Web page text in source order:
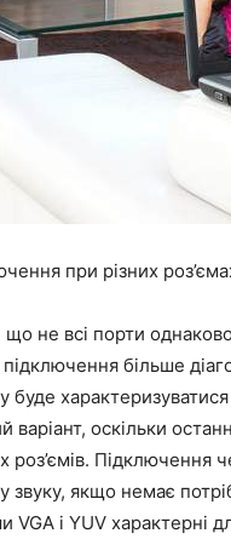
при різних
що не всі порти
більше
буде
оскільки
роз’ємів. Підключення
звуку, якщо немає
VGA і YUV